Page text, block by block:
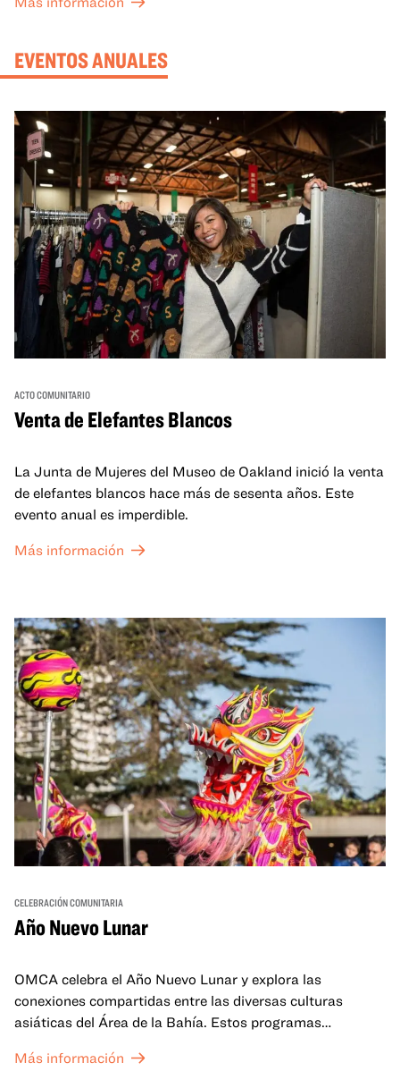
mejor lo que se expone en las galerías del OMCA.
EVENTOS ANUALES
ACTO COMUNITARIO
Venta de Elefantes Blancos
La Junta de Mujeres del Museo de Oakland inició la venta
de elefantes blancos hace más de sesenta años. Este
evento anual es imperdible.
Más información
CELEBRACIÓN COMUNITARIA
Año Nuevo Lunar
OMCA celebra el Año Nuevo Lunar y explora las
conexiones compartidas entre las diversas culturas
asiáticas del Área de la Bahía. Estos programas
celebran y honran las tradiciones del Año Nuevo Lunar a
Más información